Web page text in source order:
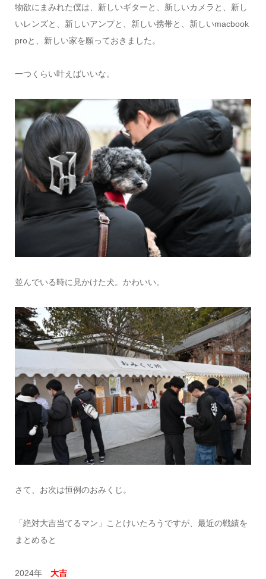
物欲にまみれた僕は、新しいギターと、新しいカメラと、新し
いレンズと、新しいアンプと、新しい携帯と、新しいmacbook
proと、新しい家を願っておきました。
一つくらい叶えばいいな。
並んでいる時に見かけた犬。かわいい。
さて、お次は恒例のおみくじ。
「絶対大吉当てるマン」ことけいたろうですが、最近の戦績を
まとめると
2024年 大吉